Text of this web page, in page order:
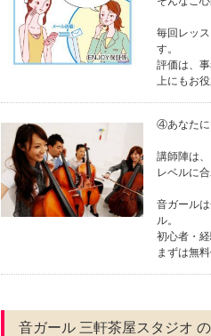
毎回レッ
す。
評価は、
上にもお役
④あなたに
講師陣は
レベルに
音ガール
ル。
初心者・
まずは無
音ガール 三軒茶屋スタジオ